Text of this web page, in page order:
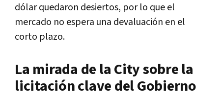
dólar quedaron desiertos, por lo que el
mercado no espera una devaluación en el
corto plazo.
La mirada de la City sobre la
licitación clave del Gobierno